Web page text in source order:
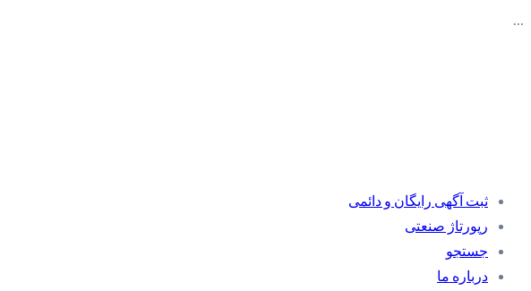
…
ثبت آگهی رایگان و دائمی
رپورتاژ صنعتی
جستجو
درباره ما